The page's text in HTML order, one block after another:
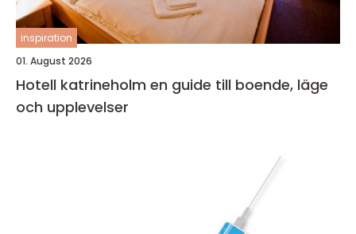
inspiration
01. August 2026
Hotell katrineholm en guide till boende, läge
och upplevelser